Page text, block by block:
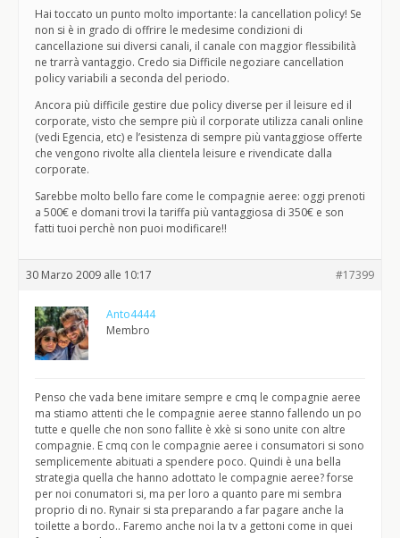
Hai toccato un punto molto importante: la cancellation policy! Se
non si è in grado di offrire le medesime condizioni di
cancellazione sui diversi canali, il canale con maggior flessibilità
ne trarrà vantaggio. Credo sia Difficile negoziare cancellation
policy variabili a seconda del periodo.
Ancora più difficile gestire due policy diverse per il leisure ed il
corporate, visto che sempre più il corporate utilizza canali online
(vedi Egencia, etc) e l’esistenza di sempre più vantaggiose offerte
che vengono rivolte alla clientela leisure e rivendicate dalla
corporate.
Sarebbe molto bello fare come le compagnie aeree: oggi prenoti
a 500€ e domani trovi la tariffa più vantaggiosa di 350€ e son
fatti tuoi perchè non puoi modificare!!
30 Marzo 2009 alle 10:17 #17399
Anto4444
Membro
Penso che vada bene imitare sempre e cmq le compagnie aeree
ma stiamo attenti che le compagnie aeree stanno fallendo un po
tutte e quelle che non sono fallite è xkè si sono unite con altre
compagnie. E cmq con le compagnie aeree i consumatori si sono
semplicemente abituati a spendere poco. Quindi è una bella
strategia quella che hanno adottato le compagnie aeree? forse
per noi conumatori si, ma per loro a quanto pare mi sembra
proprio di no. Rynair si sta preparando a far pagare anche la
toilette a bordo.. Faremo anche noi la tv a gettoni come in quei